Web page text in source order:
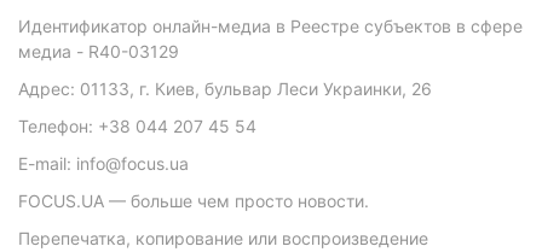
Идентификатор онлайн-медиа в Реестре субъектов в сфере
медиа - R40-03129
Адрес: 01133, г. Киев, бульвар Леси Украинки, 26
Телефон: +38 044 207 45 54
E-mail: info@focus.ua
FOCUS.UA — больше чем просто новости.
Перепечатка, копирование или воспроизведение